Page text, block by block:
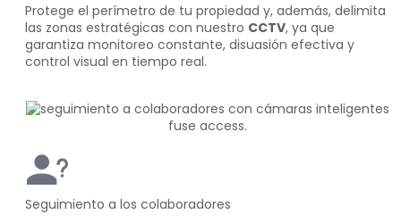
Protege el perímetro de tu propiedad y, además, delimita
las zonas estratégicas con nuestro CCTV, ya que
garantiza monitoreo constante, disuasión efectiva y
control visual en tiempo real.
Seguimiento a los colaboradores